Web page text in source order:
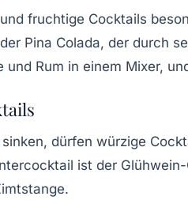
fruchtige Cocktails
Pina Colada, der durch
und Rum in einem Mixer,
dürfen würzige
ist der